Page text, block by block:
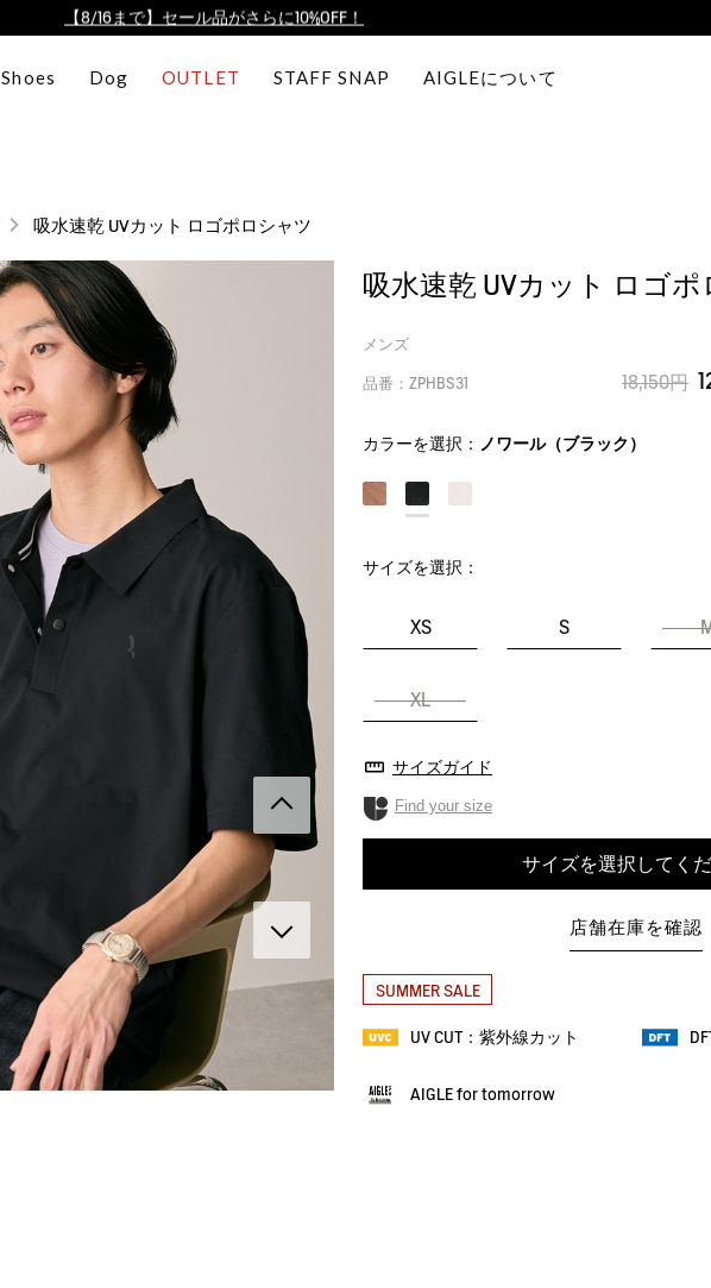
【最大50%OFF】FINAL SALEがスタート！
AIGLE CLUB ポイントサービス終了のお知らせ
AIGLE CLUB ポイントサービス終了のお知らせ
Shoes Dog OUTLET STAFF SNAP AIGLEについて
吸水速乾 UVカット ロゴポロシャツ
吸水速乾 UVカット ロゴ
メンズ
品番：ZPHBS31 18,150円
カラーを選択： ノワール（ブラック）
サイズを選択：
XS S
XL
サイズガイド
Find your size
サイズを選択してく
店舗在庫を確認
SUMMER SALE
UV CUT：紫外線カット
AIGLE for tomorrow